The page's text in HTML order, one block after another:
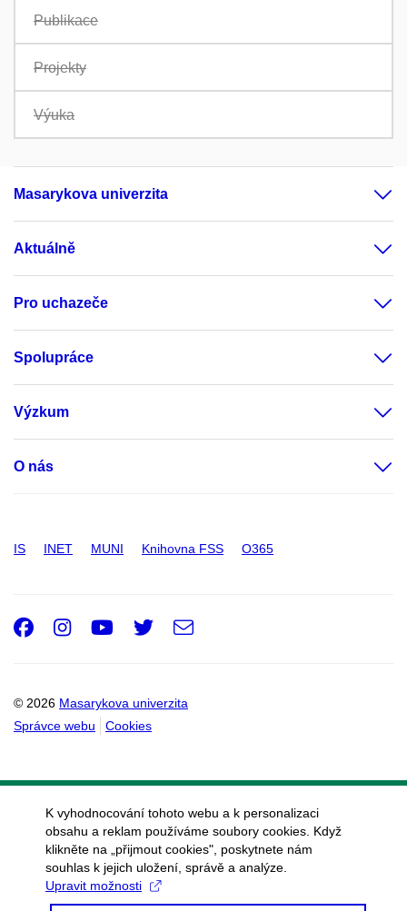
Publikace
Projekty
Výuka
Masarykova univerzita
Aktuálně
Pro uchazeče
Spolupráce
Výzkum
O nás
IS INET MUNI Knihovna FSS O365
© 2026 Masarykova univerzita
Správce webu
Cookies
Facebook
Instagram
Youtube
Twitter
e-
K vyhodnocování tohoto webu a k personalizaci
obsahu a reklam používáme soubory cookies. Když
klikněte na „přijmout cookies", poskytnete nám
souhlas k jejich uložení, správě a analýze.
Upravit možnosti